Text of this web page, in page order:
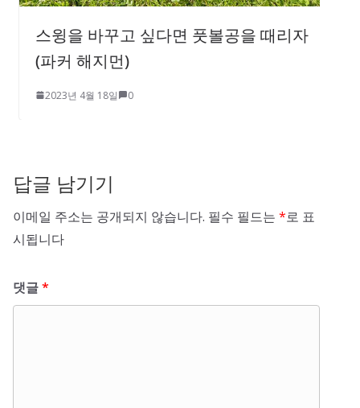
스윙을 바꾸고 싶다면 풋볼공을 때리자
(파커 해지먼)
2023년 4월 18일 0
답글 남기기
이메일 주소는 공개되지 않습니다. 필수 필드는 *로 표
시됩니다
댓글*